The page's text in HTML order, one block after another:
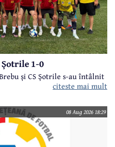
Șotrile 1-0
și CS Șotrile s-au întâlnit
citeste mai mult
08 Aug 2026 18:29